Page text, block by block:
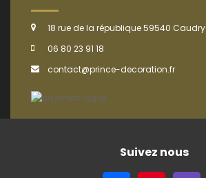
18 rue de la république 59540 Caudry
06 80 23 91 18
contact@prince-decoration.fr
Suivez nous